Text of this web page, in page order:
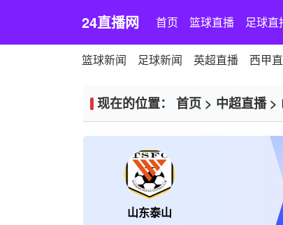
24直播网 首页 篮球直播 足球直
篮球新闻 足球新闻 英超直播 西甲
现在的位置： 首页 > 中超直播>
山东泰山